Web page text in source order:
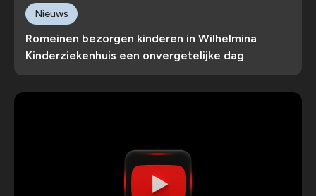
Romeinen bezorgen kinderen in Wilhelmina
Kinderziekenhuis een onvergetelijke dag
Nieuws